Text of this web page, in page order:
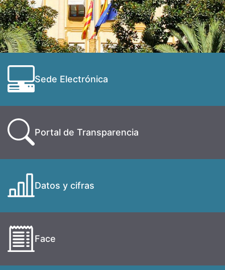
Sede Electrónica
Portal de Transparencia
Datos y cifras
Face